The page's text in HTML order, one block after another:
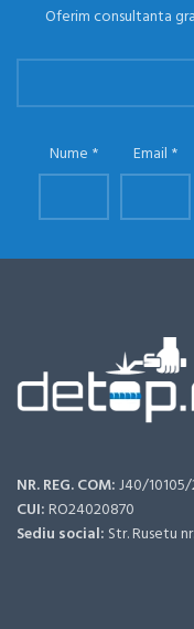
Oferim consultanta
Nume Email
NR. REG. COM:J40/
CUI:RO24020870
Sediu social: Str. Rusetu